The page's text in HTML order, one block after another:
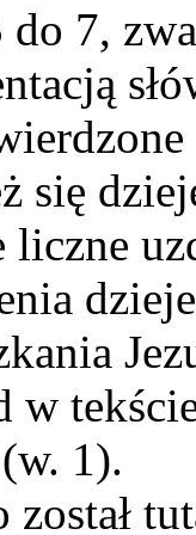
do 7,
się
liczne
w
1).
został